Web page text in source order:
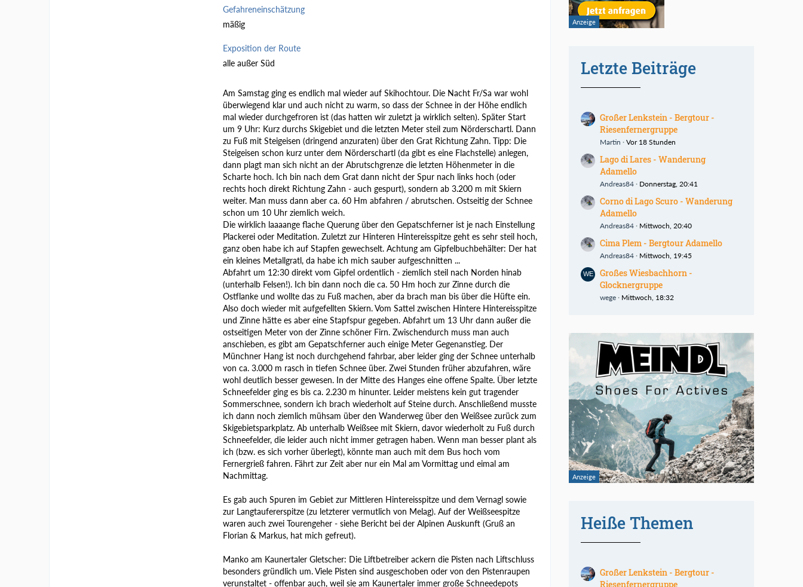
Gefahreneinschätzung
mäßig
Exposition der Route
alle außer Süd
Am Samstag ging es endlich mal wieder auf Skihochtour. Die Nacht Fr/Sa war wohl
überwiegend klar und auch nicht zu warm, so dass der Schnee in der Höhe endlich
mal wieder durchgefroren ist (das hatten wir zuletzt ja wirklich selten). Später Start
um 9 Uhr: Kurz durchs Skigebiet und die letzten Meter steil zum Nörderschartl. Dann
zu Fuß mit Steigeisen (dringend anzuraten) über den Grat Richtung Zahn. Tipp: Die
Steigeisen schon kurz unter dem Nörderschartl (da gibt es eine Flachstelle) anlegen,
dann plagt man sich nicht an der Abrutschgrenze die letzten Höhenmeter in die
Scharte hoch. Ich bin nach dem Grat dann nicht der Spur nach links hoch (oder
rechts hoch direkt Richtung Zahn - auch gespurt), sondern ab 3.200 m mit Skiern
weiter. Man muss dann aber ca. 60 Hm abfahren / abrutschen. Ostseitig der Schnee
schon um 10 Uhr ziemlich weich.
Die wirklich laaaange flache Querung über den Gepatschferner ist je nach Einstellung
Plackerei oder Meditation. Zuletzt zur Hinteren Hintereisspitze geht es sehr steil hoch,
ganz oben habe ich auf Stapfen gewechselt. Achtung am Gipfelbuchbehälter: Der hat
ein kleines Metallgratl, da habe ich mich sauber aufgeschnitten ...
Abfahrt um 12:30 direkt vom Gipfel ordentlich - ziemlich steil nach Norden hinab
(unterhalb Felsen!). Ich bin dann noch die ca. 50 Hm hoch zur Zinne durch die
Ostflanke und wollte das zu Fuß machen, aber da brach man bis über die Hüfte ein.
Also doch wieder mit aufgefellten Skiern. Vom Sattel zwischen Hintere Hintereisspitze
und Zinne hätte es aber eine Stapfspur gegeben. Abfahrt um 13 Uhr dann außer die
ostseitigen Meter von der Zinne schöner Firn. Zwischendurch muss man auch
anschieben, es gibt am Gepatschferner auch einige Meter Gegenanstieg. Der
Münchner Hang ist noch durchgehend fahrbar, aber leider ging der Schnee unterhalb
von ca. 3.000 m rasch in tiefen Schnee über. Zwei Stunden früher abzufahren, wäre
wohl deutlich besser gewesen. In der Mitte des Hanges eine offene Spalte. Über letzte
Schneefelder ging es bis ca. 2.230 m hinunter. Leider meistens kein gut tragender
Sommerschnee, sondern ich brach wiederholt auf Steine durch. Anschließend musste
ich dann noch ziemlich mühsam über den Wanderweg über den Weißsee zurück zum
Skigebietsparkplatz. Ab unterhalb Weißsee mit Skiern, davor wiederholt zu Fuß durch
Schneefelder, die leider auch nicht immer getragen haben. Wenn man besser plant als
ich (bzw. es sich vorher überlegt), könnte man auch mit dem Bus hoch vom
Fernergrieß fahren. Fährt zur Zeit aber nur ein Mal am Vormittag und eimal am
Nachmittag.
Es gab auch Spuren im Gebiet zur Mittleren Hintereisspitze und dem Vernagl sowie
zur Langtaufererspitze (zu letzterer vermutlich von Melag). Auf der Weißseespitze
waren auch zwei Tourengeher - siehe Bericht bei der Alpinen Auskunft (Gruß an
Florian & Markus, hat mich gefreut).
Manko am Kaunertaler Gletscher: Die Liftbetreiber ackern die Pisten nach Liftschluss
besonders gründlich um. Viele Pisten sind ausgeschoben oder von den Pistenraupen
verunstaltet - offenbar auch, weil sie am Kaunertaler immer große Schneedepots
Letzte Beiträge
Großer Lenkstein - Bergtour -
Riesenfernergruppe
Martin Vor 18 Stunden
Lago di Lares - Wanderung
Adamello
Andreas84 Donnerstag, 20:41
Corno di Lago Scuro - Wanderung
Adamello
Andreas84 Mittwoch, 20:40
Cima Plem - Bergtour Adamello
Andreas84 Mittwoch, 19:45
Großes Wiesbachhorn -
Glocknergruppe
wege Mittwoch, 18:32
Heiße Themen
Großer Lenkstein - Bergtour -
Riesenfernergruppe